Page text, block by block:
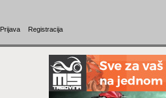
Prijava Registracija